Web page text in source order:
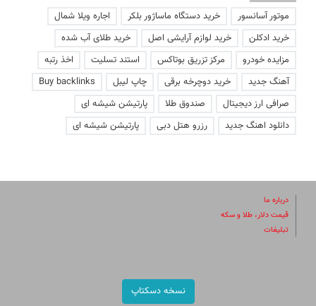
موتور آسانسور خرید دستگاه ماساژور بلکر
اجاره ویلا شمال
خرید ادکلن
خرید لوازم آرایشی اصل
خرید طلای آب شده
مزایده خودرو
مرکز تزریق بوتاکس استند تسلیت
اخذ رتبه
آهنگ جدید
خرید دوچرخه برقی چاپ لیبل
Buy backlinks
صرافی ارز دیجیتال
صندوق طلا
پارتیشن شیشه ای
دانلود اهنگ جدید
رزرو هتل دبی پارتیشن شیشه ای
درباره ما
قیمت دلار، طلا و سکه
تبلیغات
نسخه دسکتاپ